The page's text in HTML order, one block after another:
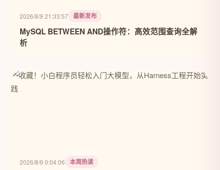
2026/8/9 21:33:57 最新发布
MySQL BETWEEN AND操作符：高效范围查询全解
析
2026/8/9 0:04:06 本周热读